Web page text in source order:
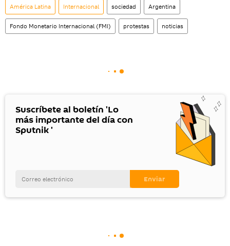
América Latina Internacional sociedad Argentina
Fondo Monetario Internacional (FMI) protestas noticias
Suscríbete al boletín 'Lo
más importante del día con
Sputnik '